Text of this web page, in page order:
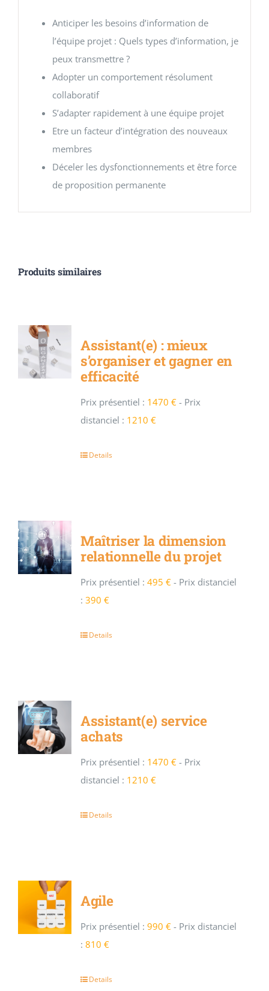
Anticiper les besoins d’information de
l’équipe projet : Quels types d’information, je
peux transmettre ?
Adopter un comportement résolument
collaboratif
S’adapter rapidement à une équipe projet
Etre un facteur d’intégration des nouveaux
membres
Déceler les dysfonctionnements et être force
de proposition permanente
Produits similaires
Assistant(e) : mieux
s’organiser et gagner en
efficacité
Prix présentiel : 1470 € - Prix
distanciel : 1210 €
Details
Maîtriser la dimension
relationnelle du projet
Prix présentiel : 495 € - Prix distanciel
: 390 €
Details
Assistant(e) service
achats
Prix présentiel : 1470 € - Prix
distanciel : 1210 €
Details
Agile
Prix présentiel : 990 € - Prix distanciel
: 810 €
Details